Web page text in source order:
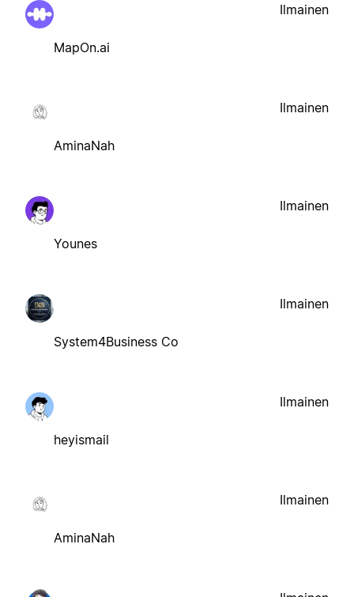
MapOn.ai
Ilmainen
AminaNah
Ilmainen
Younes
Ilmainen
System4Business Co
Ilmainen
heyismail
Ilmainen
AminaNah
Ilmainen